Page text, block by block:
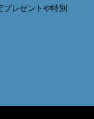
レゼントや特別